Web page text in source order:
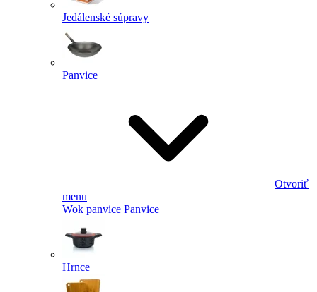
Jedálenské súpravy
Panvice
Otvoriť
menu
Wok panvice Panvice
Hrnce